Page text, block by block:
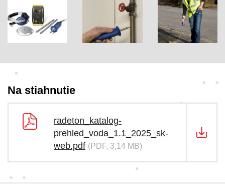
Na stiahnutie
radeton_katalog-
prehled_voda_1.1_2025_sk-
web.pdf (PDF, 3,14 MB)